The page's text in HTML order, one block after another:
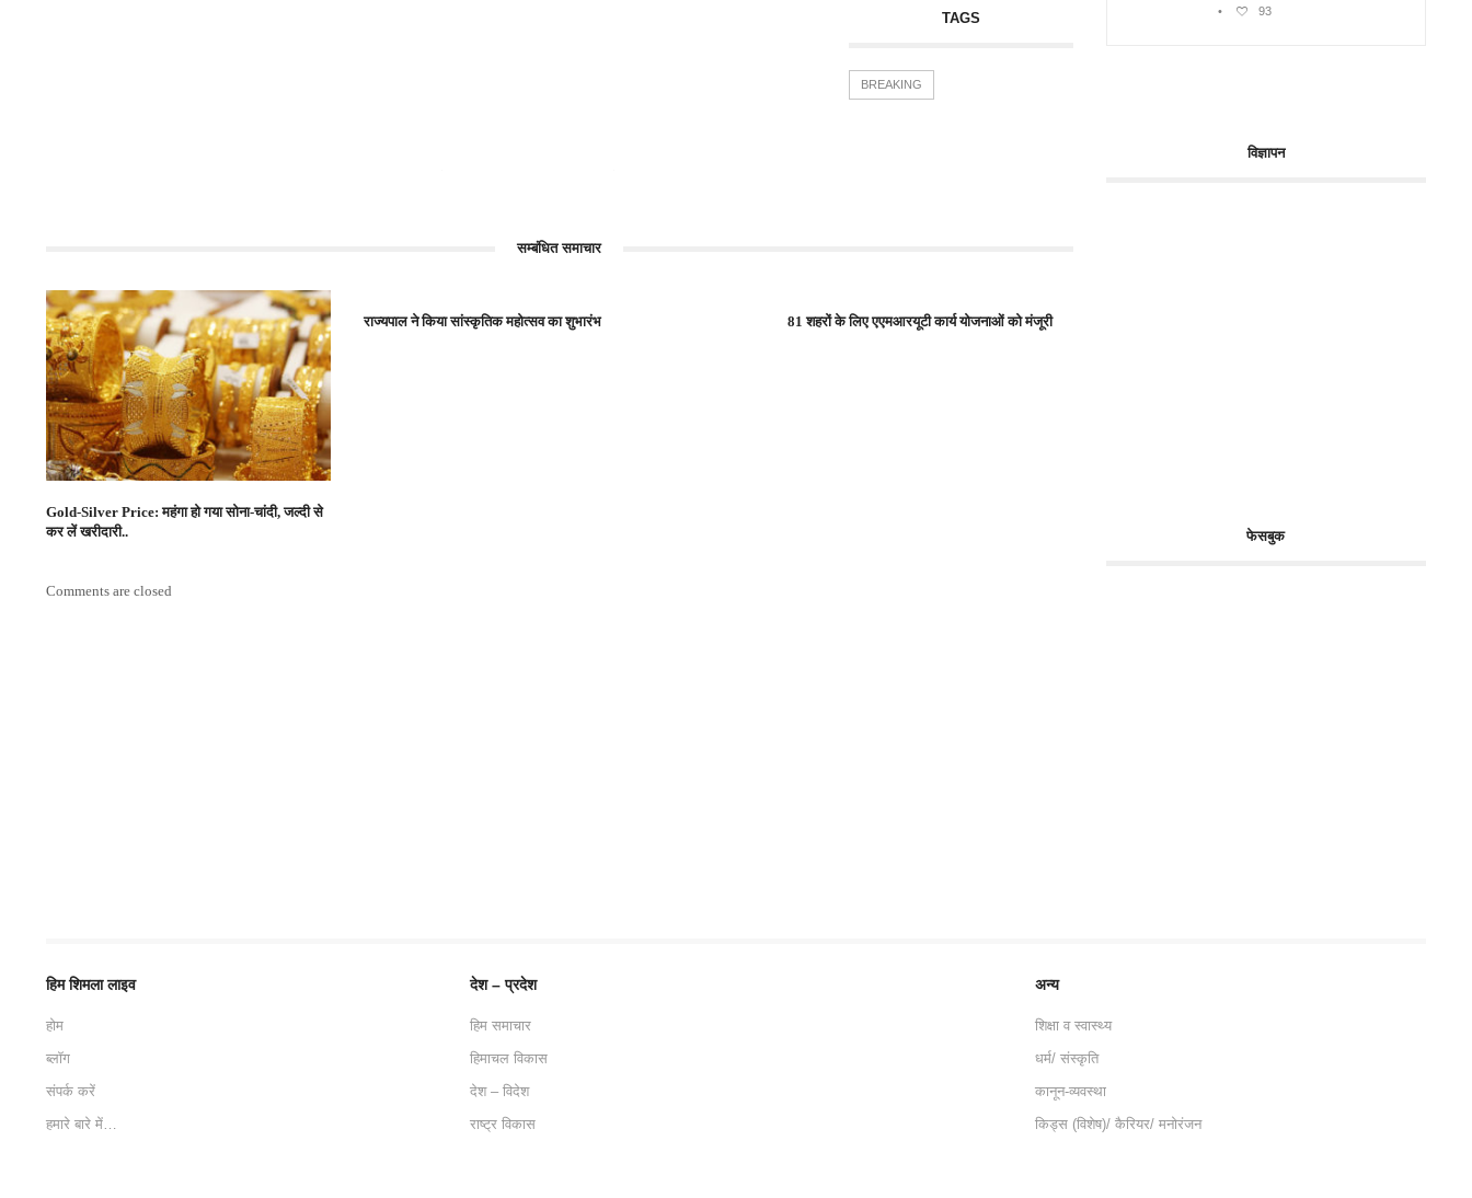
TAGS
BREAKING
सम्बंधित समाचार
Gold-Silver Price: महंगा हो गया सोना-चांदी, जल्दी से
कर लें खरीदारी..
राज्यपाल ने किया सांस्कृतिक महोत्सव का शुभारंभ 81 शहरों के लिए एएमआरयूटी कार्य योजनाओं को मंजूरी
Comments are closed
•
93
विज्ञापन
फेसबुक
हिम शिमला लाइव
होम
ब्लॉग
संपर्क करें
हमारे बारे में…
देश – प्रदेश
हिम समाचार
हिमाचल विकास
देश – विदेश
राष्ट्र विकास
अन्य
शिक्षा व स्वास्थ्य
धर्म/ संस्कृति
कानून-व्यवस्था
किड्स (विशेष)/ कैरियर/ मनोरंजन